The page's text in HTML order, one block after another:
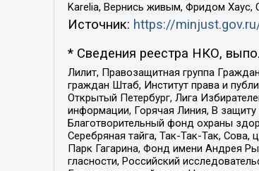
Karelia, Вернись живым, Фридом Хаус,
Источник: https://
* Сведения реестра НКО,
Лилит, Правозащитная группа
граждан Штаб, Институт права и
Открытый Петербург, Лига
информации, Горячая Линия, В
Благотворительный фонд охраны
Серебряная тайга, Так-Так-Так,
Парк Гагарина, Фонд имени Андрея
гласности, Российский